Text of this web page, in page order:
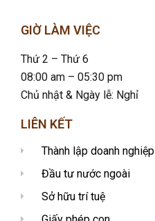
GIỜ LÀM VIỆC
Thứ 2 – Thứ 6
08:00 am – 05:30 pm
Chủ nhật & Ngày lễ: Nghỉ
LIÊN KẾT
Thành lập doanh nghiệp
Đầu tư nước ngoài
Sở hữu trí tuệ